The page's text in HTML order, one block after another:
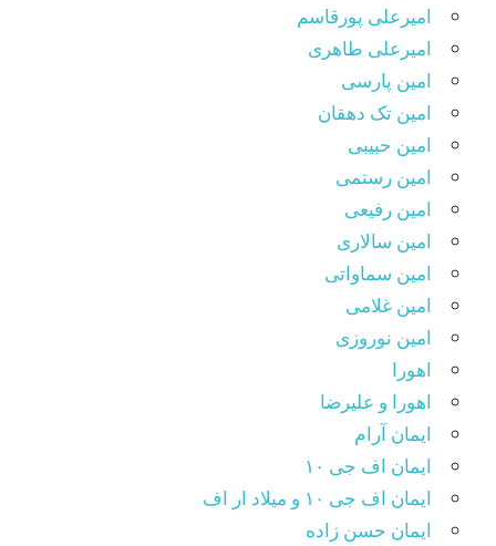
امیرعلی پورقاسم
امیرعلی طاهری
امین پارسی
امین تک دهقان
امین حبیبی
امین رستمی
امین رفیعی
امین سالاری
امین سماواتی
امین غلامی
امین نوروزی
اهورا
اهورا و علیرضا
ایمان آرام
ایمان اف جی ۱۰
ایمان اف جی ۱۰ و میلاد ار اف
ایمان حسن زاده